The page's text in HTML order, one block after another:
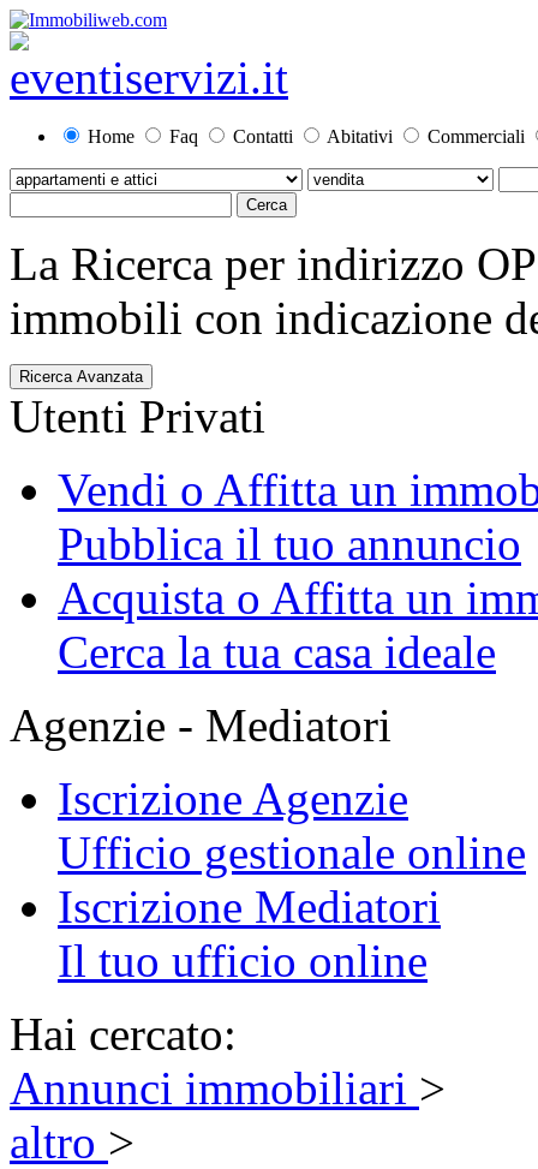
Home Faq Contatti Abitativi Commerciali
La Ricerca per indirizzo
immobili con indicazione
Ricerca Avanzata
Utenti Privati
Vendi o Affitta un
Pubblica il tuo annuncio
Acquista o Affitta un
Cerca la tua casa ideale
Agenzie - Mediatori
Iscrizione Agenzie
Ufficio gestionale online
Iscrizione Mediatori
Il tuo ufficio online
Hai cercato:
Annunci immobiliari >
altro >